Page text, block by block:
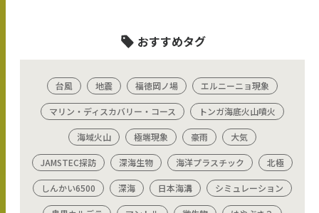
おすすめタグ
台風 地震 福徳岡ノ場 エルニーニョ現象
マリン・ディスカバリー・コース トンガ海底火山噴火
海域火山 極端現象 豪雨 大気
JAMSTEC探訪 深海生物 海洋プラスチック 北極
しんかい6500 深海 日本海溝 シミュレーション